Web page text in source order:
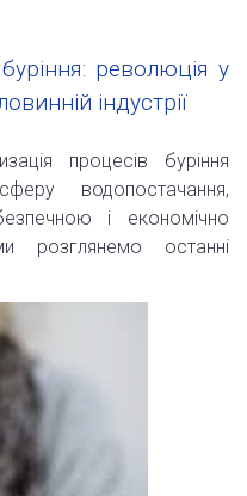
революція у
індустрії
процесів буріння
водопостачання,
і економічно
розглянемо останні